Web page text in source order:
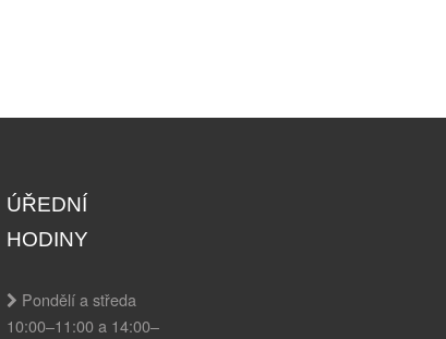
ÚŘEDNÍ
HODINY
Pondělí a středa
10:00–11:00 a 14:00–